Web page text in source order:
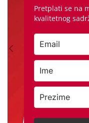
Pretplati se na
kvalitetnog